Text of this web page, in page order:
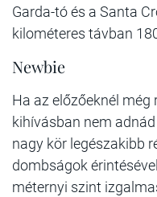
Garda-tó és a Santa
kilométeres távban
Newbie
Ha az előzőeknél még
kihívásban nem
nagy kör legészakibb
dombságok
méternyi szint